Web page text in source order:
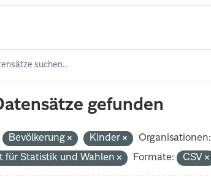
gefunden
Bevölkerung Kinder
Organisationen:
für Statistik und Wahlen
Formate: CSV